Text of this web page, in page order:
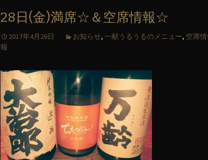
28日(金)満席☆＆空席情報☆
2017年4月26日 お知らせ, 一献うるうるのメニュー, 空席
報